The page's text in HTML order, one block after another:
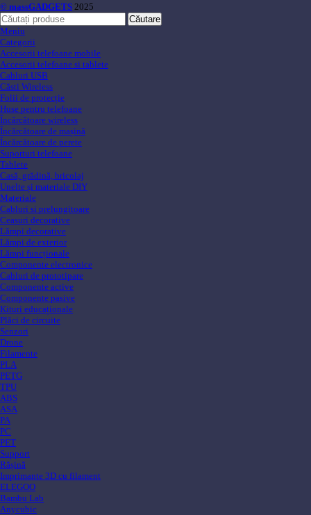
© massGADGETS 2025
Căutare
Meniu
Categorii
Accesorii telefoane mobile
Accesorii telefoane si tablete
Cabluri USB
Căsti Wireless
Folii de protecție
Huse pentru telefoane
Încărcătoare wireless
Încărcătoare de mașină
Încărcătoare de perete
Suporturi telefoane
Tablete
Casă, grădină, bricolaj
Unelte și materiale DIY
Materiale
Cabluri si prelungitoare
Ceasuri decorative
Lămpi decorative
Lămpi de exterior
Lămpi funcționale
Componente electronice
Cabluri de prototipare
Componente active
Componente pasive
Kituri educaționale
Plăci de circuite
Senzori
Drone
Filamente
PLA
PETG
TPU
ABS
ASA
PA
PC
PET
Support
Rășină
Imprimante 3D cu filament
ELEGOO
Bambu Lab
Anycubic